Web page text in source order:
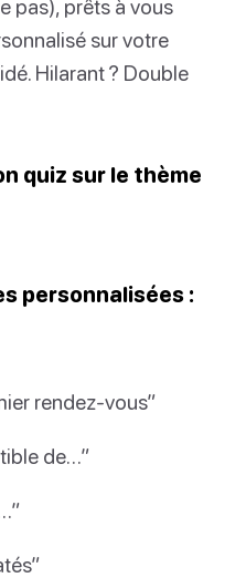
pas), prêts à vous
sur votre
Hilarant ? Double
quiz sur le thème
personnalisées :
rendez-vous”
de…”